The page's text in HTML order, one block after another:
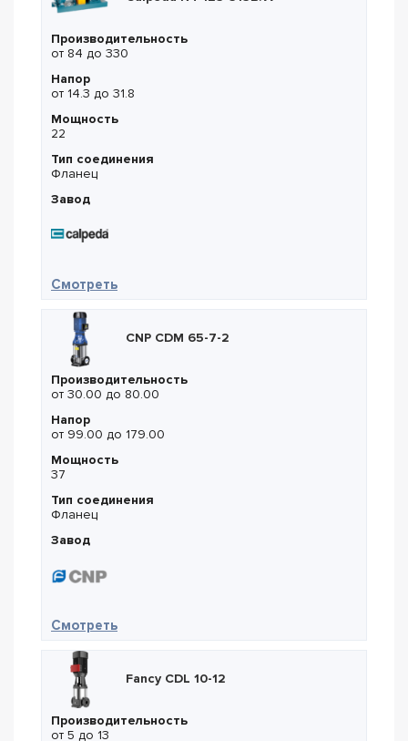
Производительность
от 84 до 330
Напор
от 14.3 до 31.8
Мощность
22
Тип соединения
Фланец
Завод
Смотреть— Calpeda N4 125-315B/A
CNP CDM 65-7-2
Производительность
от 30.00 до 80.00
Напор
от 99.00 до 179.00
Мощность
37
Тип соединения
Фланец
Завод
Смотреть— CNP CDM 65-7-2
Fancy CDL 10-12
Производительность
от 5 до 13